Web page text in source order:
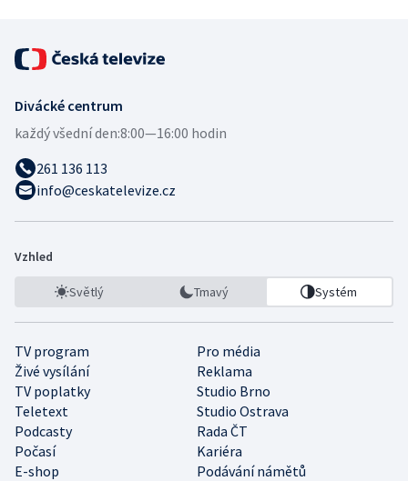
Divácké centrum
každý všední den:8:00—16:00 hodin
261 136 113
info@ceskatelevize.cz
Vzhled
Světlý Tmavý Systém
TV program
Pro média
Živé vysílání
Reklama
TV poplatky
Studio Brno
Teletext
Studio Ostrava
Podcasty
Rada ČT
Počasí
Kariéra
E-shop
Podávání námětů